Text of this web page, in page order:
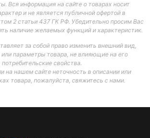
Вся информация на сайте о товарах носит
и не является публичной офертой в
2 статьи 437 ГК РФ. Убедительно просим Вас
наличие желаемых функций и характеристик.
за собой право изменить внешний вид,
параметры товара, не влияющие на его
потребительские свойства.
на нашем сайте неточность в описании или
товара, пожалуйста, свяжитесь с нами.